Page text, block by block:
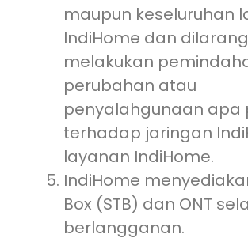
maupun keseluruhan
IndiHome dan dilarang
melakukan
perubahan atau
penyalahgunaan apa
terhadap jaringan
layanan IndiHome.
IndiHome
Box (STB) dan ONT
berlangganan.